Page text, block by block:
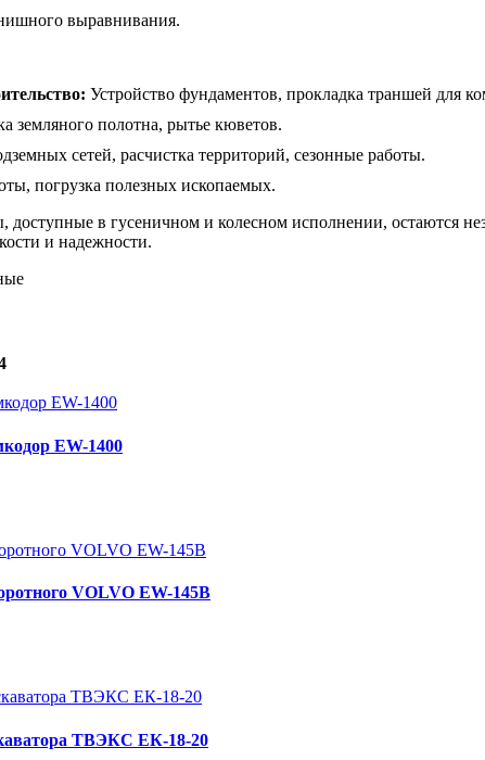
выравнивания.
Устройство фундаментов, прокладка траншей для
земляного полотна, рытье кюветов.
сетей, расчистка территорий, сезонные работы.
погрузка полезных ископаемых.
доступные в гусеничном и колесном исполнении,
и надежности.
EW-1400
VOLVO EW-145B
ТВЭКС ЕК-18-20